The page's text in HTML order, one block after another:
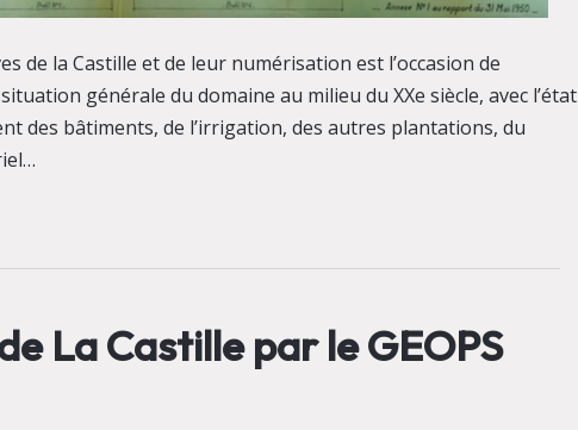
de la Castille et de leur numérisation est l’occasion de
générale du domaine au milieu du XXe siècle, avec l’état
des bâtiments, de l’irrigation, des autres plantations, du
La Castille par le GEOPS